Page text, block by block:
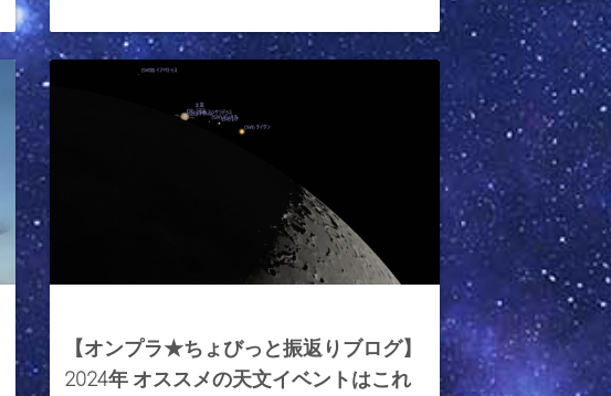
【オンプラ★ちょびっと振返りブログ】
2024年 オススメの天文イベントはこれ